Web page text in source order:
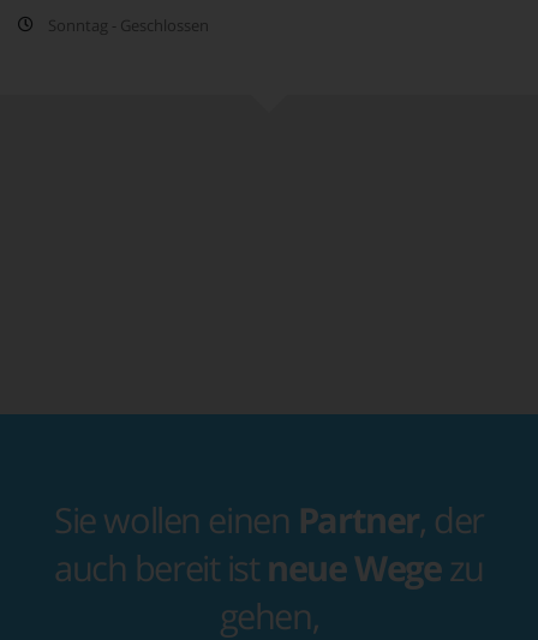
Sonntag - Geschlossen
Sie wollen einen Partner, der
auch bereit ist neue Wegezu
gehen,